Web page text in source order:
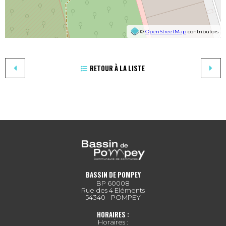
© OpenStreetMapcontributors
RETOUR À LA LISTE
BASSIN DE POMPEY
BP 60008
Rue des 4 Eléments
54340 - POMPEY
HORAIRES :
Horaires :